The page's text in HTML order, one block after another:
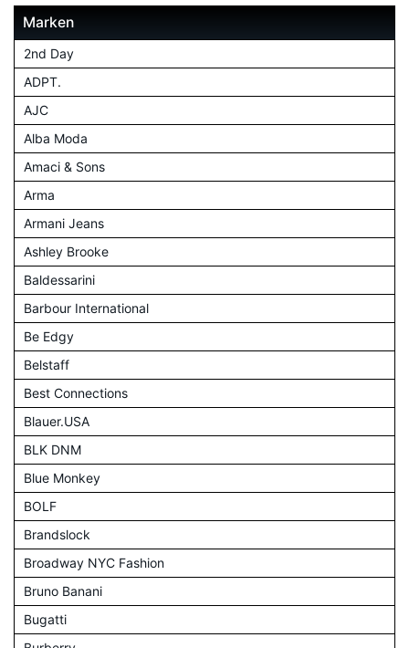
Marken
2nd Day
ADPT.
AJC
Alba Moda
Amaci & Sons
Arma
Armani Jeans
Ashley Brooke
Baldessarini
Barbour International
Be Edgy
Belstaff
Best Connections
Blauer.USA
BLK DNM
Blue Monkey
BOLF
Brandslock
Broadway NYC Fashion
Bruno Banani
Bugatti